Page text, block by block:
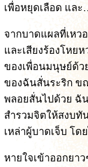
เพื่อหยุดเลือด แล
จากบาดแผลที่เหว
และเสียงร้องโหย
ของเพื่อนมนุษย์ด้ว
ของฉันสั่นระริก ข
พลอยสั่นไปด้วย ฉั
สำรวมจิตให้สงบทั
เหล่าผู้บาดเจ็บ โด
หายใจเข้าออกยา